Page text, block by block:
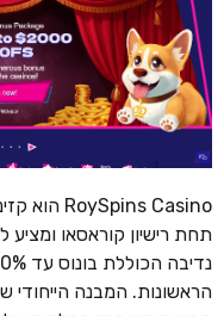
תחת רישיון קוראסאו
הראשונות. המבנה